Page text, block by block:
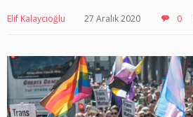
Elif Kalaycıoğlu 27 Aralık 2020 0